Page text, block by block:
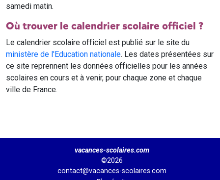
samedi matin.
Où trouver le calendrier scolaire officiel ?
Le calendrier scolaire officiel est publié sur le site du
ministère de l'Education nationale. Les dates présentées sur
ce site reprennent les données officielles pour les années
scolaires en cours et à venir, pour chaque zone et chaque
ville de France.
vacances-scolaires.com
©2026
contact@vacances-scolaires.com